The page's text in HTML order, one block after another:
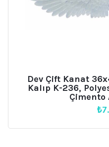
Dev Çift Kanat
Kalıp K-236,
Çimento
₺